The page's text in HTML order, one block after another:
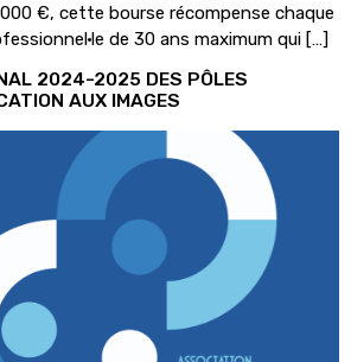
€, cette bourse récompense chaque
de 30 ans maximum qui […]
2024-2025 DES PÔLES
AUX IMAGES